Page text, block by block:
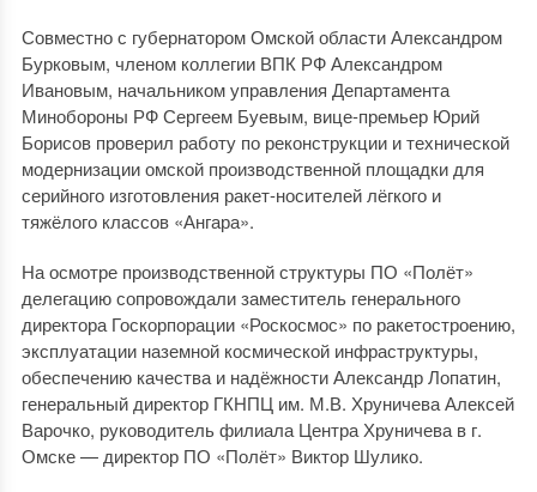
Совместно с губернатором Омской области Александром
Бурковым, членом коллегии ВПК РФ Александром
Ивановым, начальником управления Департамента
Минобороны РФ Сергеем Буевым, вице-премьер Юрий
Борисов проверил работу по реконструкции и технической
модернизации омской производственной площадки для
серийного изготовления ракет-носителей лёгкого и
тяжёлого классов «Ангара».
На осмотре производственной структуры ПО «Полёт»
делегацию сопровождали заместитель генерального
директора Госкорпорации «Роскосмос» по ракетостроению,
эксплуатации наземной космической инфраструктуры,
обеспечению качества и надёжности Александр Лопатин,
генеральный директор ГКНПЦ им. М.В. Хруничева Алексей
Варочко, руководитель филиала Центра Хруничева в г.
Омске — директор ПО «Полёт» Виктор Шулико.